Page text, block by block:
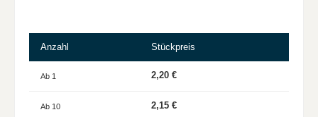
Anzahl Stückpreis
Ab 1 2,20 €
Ab 10 2,15 €